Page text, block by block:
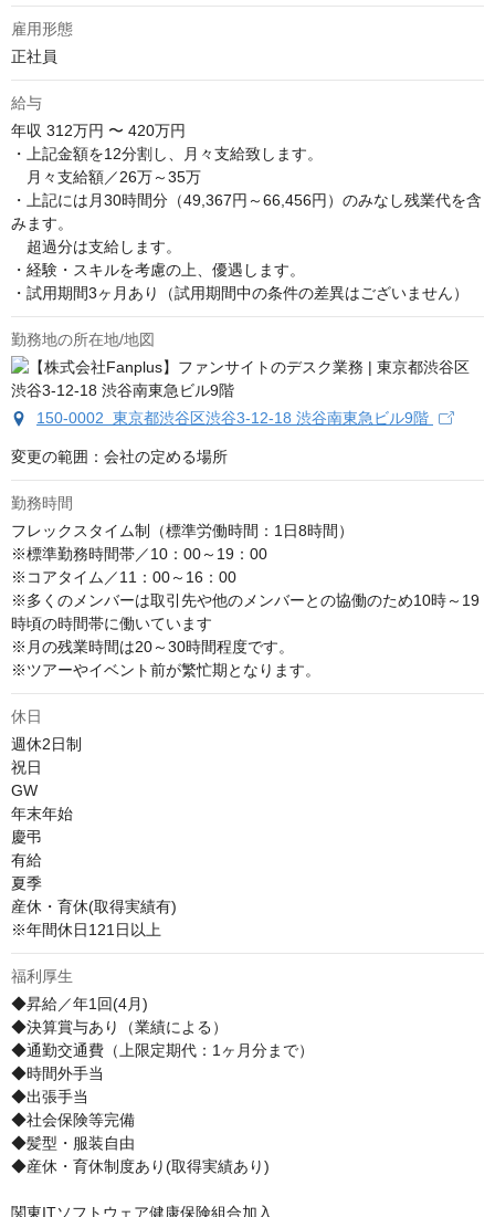
雇用形態
正社員
給与
年収 312万円 〜 420万円
・上記金額を12分割し、月々支給致します。
月々支給額／26万～35万
・上記には月30時間分（49,367円～66,456円）のみなし残業代を含
みます。
超過分は支給します。
・経験・スキルを考慮の上、優遇します。
・試用期間3ヶ月あり（試用期間中の条件の差異はございません）
勤務地の所在地/地図
150-0002 東京都渋谷区渋谷3-12-18 渋谷南東急ビル9階
変更の範囲：会社の定める場所
勤務時間
フレックスタイム制（標準労働時間：1日8時間）
※標準勤務時間帯／10：00～19：00
※コアタイム／11：00～16：00
※多くのメンバーは取引先や他のメンバーとの協働のため10時～19
時頃の時間帯に働いています
※月の残業時間は20～30時間程度です。
※ツアーやイベント前が繁忙期となります。
休日
週休2日制
祝日
GW
年末年始
慶弔
有給
夏季
産休・育休(取得実績有)
※年間休日121日以上
福利厚生
◆昇給／年1回(4月)
◆決算賞与あり（業績による）
◆通勤交通費（上限定期代：1ヶ月分まで）
◆時間外手当
◆出張手当
◆社会保険等完備
◆髪型・服装自由
◆産休・育休制度あり(取得実績あり)
関東ITソフトウェア健康保険組合加入